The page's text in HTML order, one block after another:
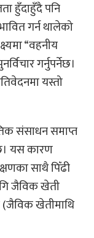
हुँदाहुँदै पनि
गर्न थालेको
“वहनीय
गर्नुपर्नेछ।
यस्तो
संसाधन समाप्त
यस कारण
साथै पिँढी
जैविक खेती
(जैविक खेतीमाथि